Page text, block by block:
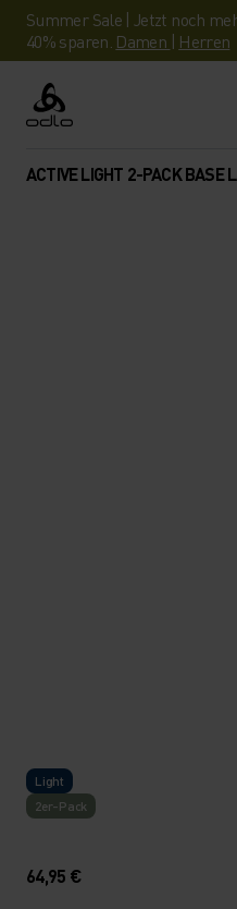
Summer Sale | Jetzt noch
40% sparen. Damen | Herren
Odlo
ACTIVE LIGHT 2-PACK BASE
Light
2er-Pack
64,95 €